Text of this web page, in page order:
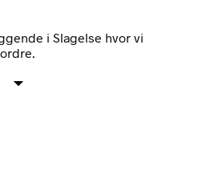
i Slagelse hvor vi